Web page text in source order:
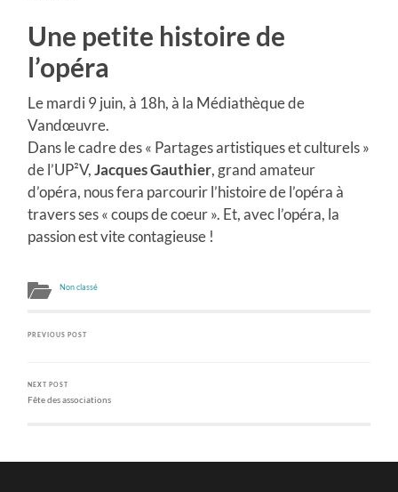
Une petite histoire de
l’opéra
Le mardi 9 juin, à 18h, à la Médiathèque de
Vandœuvre.
Dans le cadre des « Partages artistiques et culturels »
de l’UP²V,Jacques Gauthier, grand amateur
d’opéra, nous fera parcourir l’histoire de l’opéra à
travers ses « coups de coeur ». Et, avec l’opéra, la
passion est vite contagieuse !
Non classé
PREVIOUS POST
NEXT POST
Fête des associations